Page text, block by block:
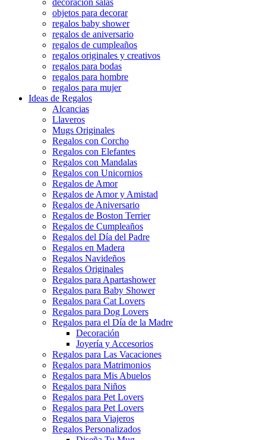
decoracion salas
objetos para decorar
regalos baby shower
regalos de aniversario
regalos de cumpleaños
regalos originales y creativos
regalos para bodas
regalos para hombre
regalos para mujer
Ideas de Regalos
Alcancias
Llaveros
Mugs Originales
Regalos con Corcho
Regalos con Elefantes
Regalos con Mandalas
Regalos con Unicornios
Regalos de Amor
Regalos de Amor y Amistad
Regalos de Aniversario
Regalos de Boston Terrier
Regalos de Cumpleaños
Regalos del Día del Padre
Regalos en Madera
Regalos Navideños
Regalos Originales
Regalos para Apartashower
Regalos para Baby Shower
Regalos para Cat Lovers
Regalos para Dog Lovers
Regalos para el Día de la Madre
Decoración
Joyería y Accesorios
Regalos para Las Vacaciones
Regalos para Matrimonios
Regalos para Mis Abuelos
Regalos para Niños
Regalos para Pet Lovers
Regalos para Pet Lovers
Regalos para Viajeros
Regalos Personalizados